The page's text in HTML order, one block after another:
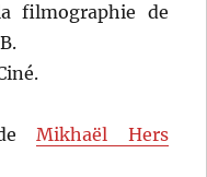
filmographie de
deMikhaël Hers